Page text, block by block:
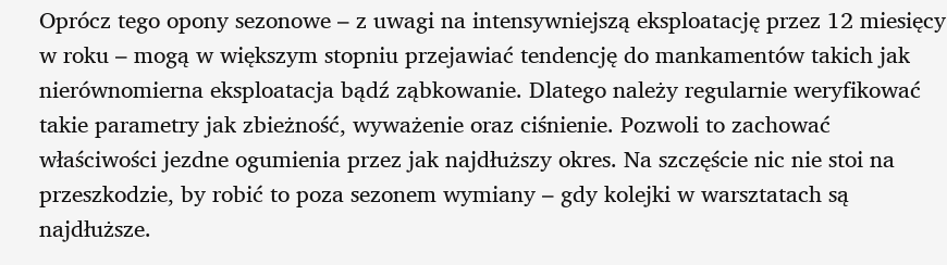
Oprócz tego opony sezonowe – z uwagi na intensywniejszą eksploatację przez 12 miesięcy
w roku – mogą w większym stopniu przejawiać tendencję do mankamentów takich jak
nierównomierna eksploatacja bądź ząbkowanie. Dlatego należy regularnie weryfikować
takie parametry jak zbieżność, wyważenie oraz ciśnienie. Pozwoli to zachować
właściwości jezdne ogumienia przez jak najdłuższy okres. Na szczęście nic nie stoi na
przeszkodzie, by robić to poza sezonem wymiany – gdy kolejki w warsztatach są
najdłuższe.